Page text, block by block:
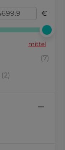
€
mittel
(7)
(2)